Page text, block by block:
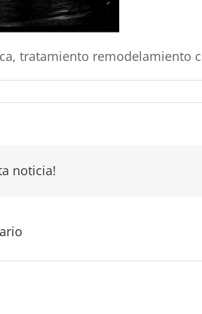
tratamiento remodelamiento
noticia!